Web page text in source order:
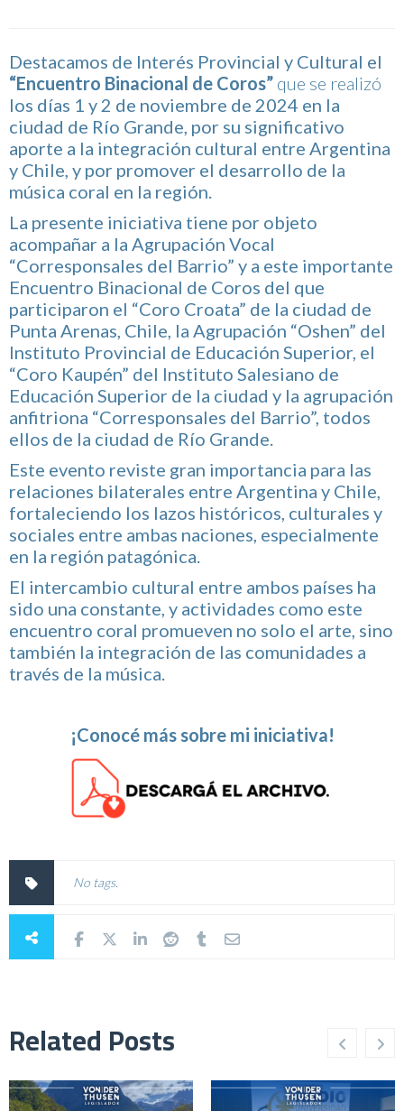
Destacamos de Interés Provincial y Cultural el
“Encuentro Binacional de Coros” que se realizó
los días 1 y 2 de noviembre de 2024 en la
ciudad de Río Grande, por su significativo
aporte a la integración cultural entre Argentina
y Chile, y por promover el desarrollo de la
música coral en la región.
La presente iniciativa tiene por objeto
acompañar a la Agrupación Vocal
“Corresponsales del Barrio” y a este importante
Encuentro Binacional de Coros del que
participaron el “Coro Croata” de la ciudad de
Punta Arenas, Chile, la Agrupación “Oshen” del
Instituto Provincial de Educación Superior, el
“Coro Kaupén” del Instituto Salesiano de
Educación Superior de la ciudad y la agrupación
anfitriona “Corresponsales del Barrio”, todos
ellos de la ciudad de Río Grande.
Este evento reviste gran importancia para las
relaciones bilaterales entre Argentina y Chile,
fortaleciendo los lazos históricos, culturales y
sociales entre ambas naciones, especialmente
en la región patagónica.
El intercambio cultural entre ambos países ha
sido una constante, y actividades como este
encuentro coral promueven no solo el arte, sino
también la integración de las comunidades a
través de la música.
¡Conocé más sobre mi iniciativa!
No tags.
Related Posts